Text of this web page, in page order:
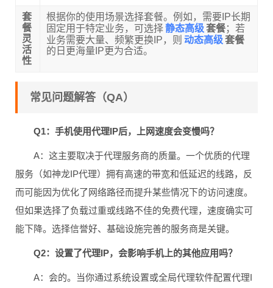
套
餐
灵
活
性
根据你的使用场景选择套餐。例如，需要IP长期
固定用于特定业务，可选择静态高级套餐；若
业务需要大量、频繁更换IP，则 动态高级套餐
的日更海量IP更为合适。
常见问题解答（QA）
Q1：手机使用代理IP后，上网速度会变慢吗？
A：这主要取决于代理服务商的质量。一个优质的代理
服务（如神龙IP代理）拥有高速的带宽和低延迟的线路，反
而可能因为优化了网络路径而提升某些情况下的访问速度。
但如果选择了负载过重或线路不佳的免费代理，速度确实可
能下降。选择信誉好、基础设施完善的服务商是关键。
Q2：设置了代理IP，会影响手机上的其他应用吗？
A：会的。当你通过系统设置或全局代理软件配置代理I